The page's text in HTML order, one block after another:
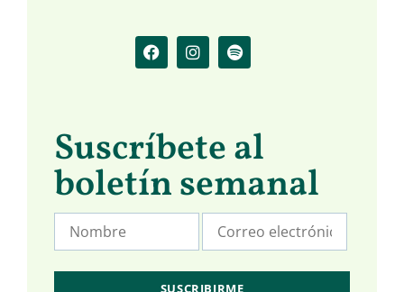
Suscríbete al
boletín semanal